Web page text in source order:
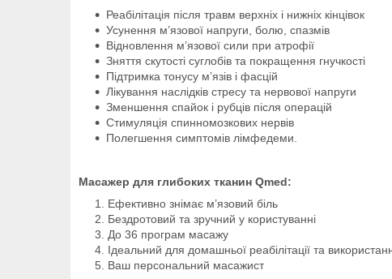
Реабілітація після травм верхніх і нижніх кінцівок
Усунення м’язової напруги, болю, спазмів
Відновлення м’язової сили при атрофії
Зняття скутості суглобів та покращення гнучкості
Підтримка тонусу м’язів і фасцій
Лікування наслідків стресу та нервової напруги
Зменшення спайок і рубців після операцій
Стимуляція спинномозкових нервів
Полегшення симптомів лімфедеми.
Масажер для глибоких тканин Qmed:
Ефективно знімає м’язовий біль
Бездротовий та зручний у користуванні
До 36 програм масажу
Ідеальний для домашньої реабілітації та
Ваш персональний масажист